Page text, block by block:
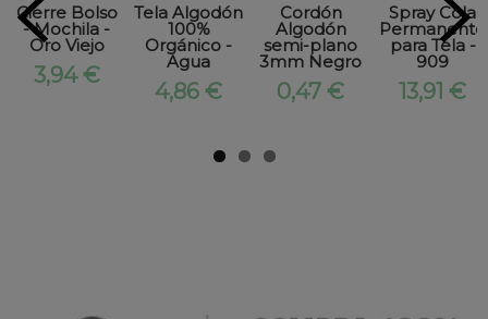
Cierre Bolso
- Mochila -
Oro Viejo
3,94 €
Tela Algodón
100%
Orgánico -
Agua
4,86 €
Cordón
Algodón
semi-plano
3mm Negro
0,47 €
Spray Cola
Permanente
para Tela -
909
13,91 €